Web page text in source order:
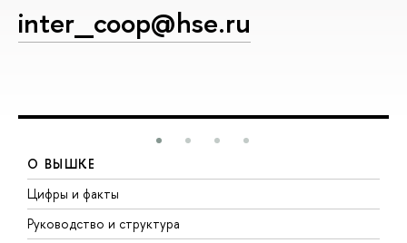
inter_coop@hse.ru
О ВЫШКЕ
Цифры и факты
Руководство и структура